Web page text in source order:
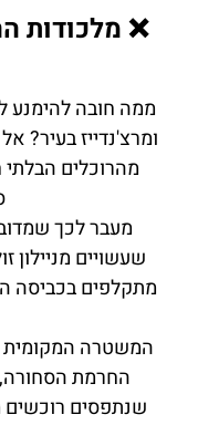
❌ מלכודות
ממה חובה להימנע
ומרצ'נדייז בעיר?
מהרוכלים
מעבר לכך
שעשויים מניילון
מתקלפים בכביסה
המשטרה המקומית
החרמת הסחורה,
שנתפסים רוכשים